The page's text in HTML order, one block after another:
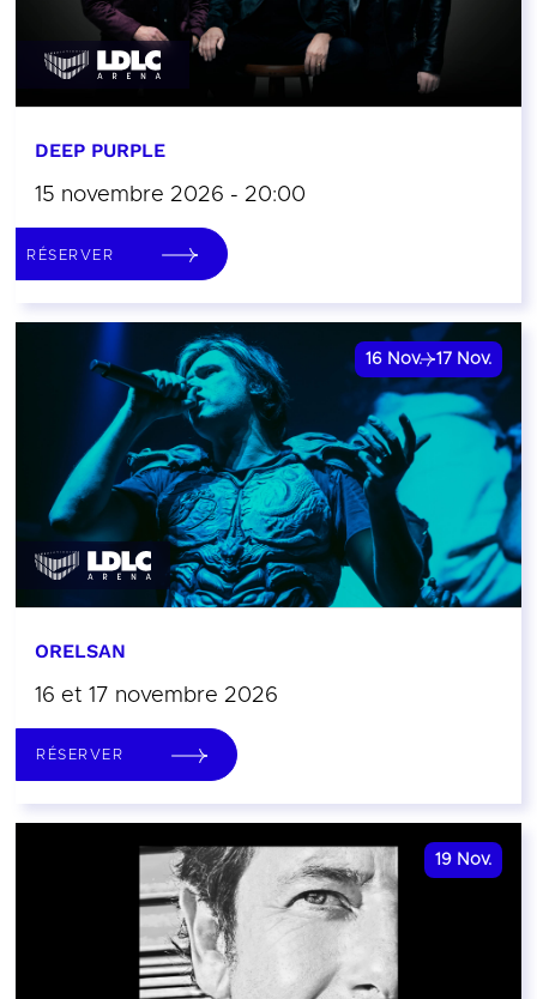
DEEP PURPLE
15 novembre 2026 - 20:00
RÉSERVER
16 Nov. 17 Nov.
ORELSAN
16 et 17 novembre 2026
RÉSERVER
19 Nov.